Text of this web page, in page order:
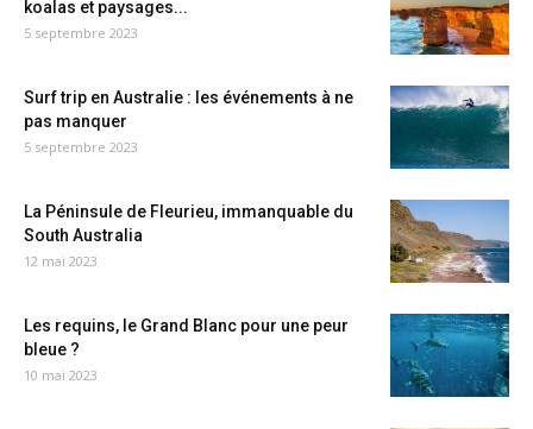
koalas et paysages...
5 septembre 2023
Surf trip en Australie : les événements à ne
pas manquer
5 septembre 2023
La Péninsule de Fleurieu, immanquable du
South Australia
12 mai 2023
Les requins, le Grand Blanc pour une peur
bleue ?
10 mai 2023